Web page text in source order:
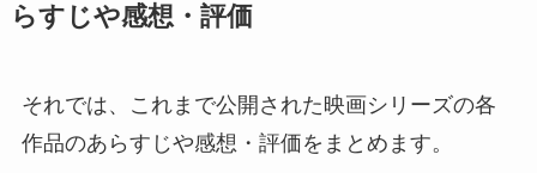
らすじや感想・評価
それでは、これまで公開された映画シリーズの各
作品のあらすじや感想・評価をまとめます。